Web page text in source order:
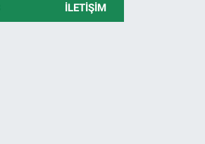
İLETIŞIM